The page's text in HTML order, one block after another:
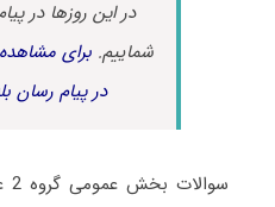
در این روزها در
شماییم.برای
در پیام رسان